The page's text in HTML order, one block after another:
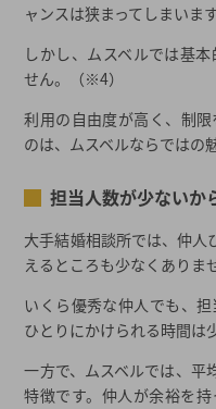
ャンスは狭まってしまいます
しかし、ムスベルでは基
せん。（※4）
利用の自由度が高く、制
のは、ムスベルならではの
担当人数が少ないか
大手結婚相談所では、仲人
えるところも少なくありま
いくら優秀な仲人でも、
ひとりにかけられる時間は
一方で、ムスベルでは、
特徴です。仲人が余裕を